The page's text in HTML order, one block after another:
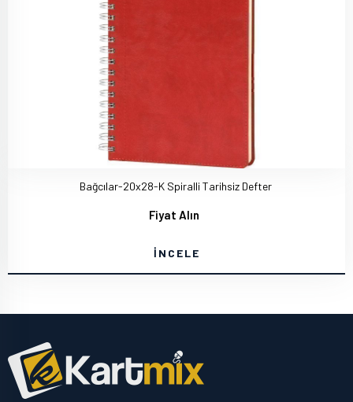
Bağcılar-20x28-K Spiralli Tarihsiz Defter
Fiyat Alın
İNCELE